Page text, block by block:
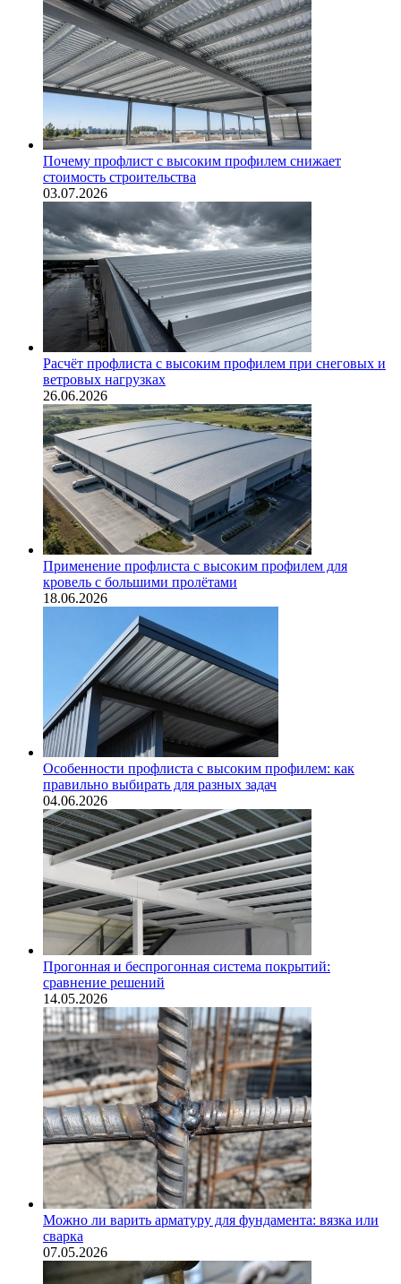
Почему профлист с высоким профилем снижает
стоимость строительства
03.07.2026
Расчёт профлиста с высоким профилем при снеговых и
ветровых нагрузках
26.06.2026
Применение профлиста с высоким профилем для
кровель с большими пролётами
18.06.2026
Особенности профлиста с высоким профилем: как
правильно выбирать для разных задач
04.06.2026
Прогонная и беспрогонная система покрытий:
сравнение решений
14.05.2026
Можно ли варить арматуру для фундамента: вязка или
сварка
07.05.2026